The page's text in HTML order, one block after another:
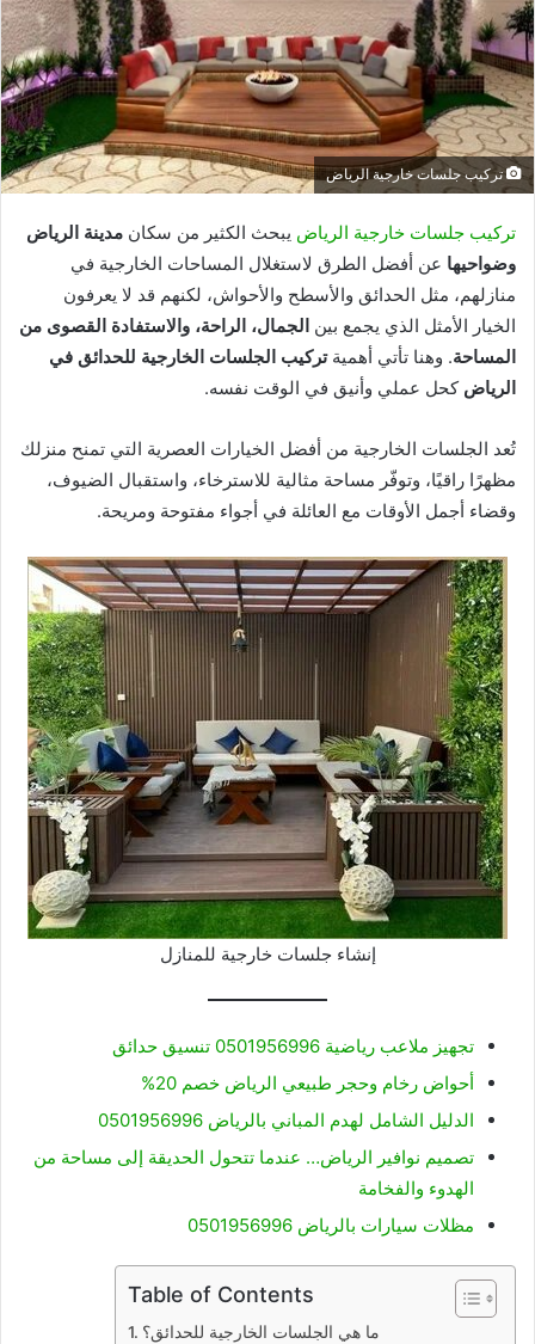
تركيب جلسات خارجية الرياض
تركيب جلسات خارجية الرياض يبحث الكثير من سكان مدينة الرياض
وضواحيها عن أفضل الطرق لاستغلال المساحات الخارجية في
منازلهم، مثل الحدائق والأسطح والأحواش، لكنهم قد لا يعرفون
الخيار الأمثل الذي يجمع بين الجمال، الراحة، والاستفادة القصوى من
المساحة. وهنا تأتي أهميةتركيب الجلسات الخارجية للحدائق في
الرياض كحل عملي وأنيق في الوقت نفسه.
تُعد الجلسات الخارجية من أفضل الخيارات العصرية التي تمنح منزلك
مظهرًا راقيًا، وتوفّر مساحة مثالية للاسترخاء، واستقبال الضيوف،
وقضاء أجمل الأوقات مع العائلة في أجواء مفتوحة ومريحة.
إنشاء جلسات خارجية للمنازل
تجهيز ملاعب رياضية 0501956996 تنسيق حدائق
أحواض رخام وحجر طبيعي الرياض خصم 20%
الدليل الشامل لهدم المباني بالرياض 0501956996
تصميم نوافير الرياض… عندما تتحول الحديقة إلى مساحة من
الهدوء والفخامة
مظلات سيارات بالرياض 0501956996
Table of Contents
ما هي الجلسات الخارجية للحدائق؟